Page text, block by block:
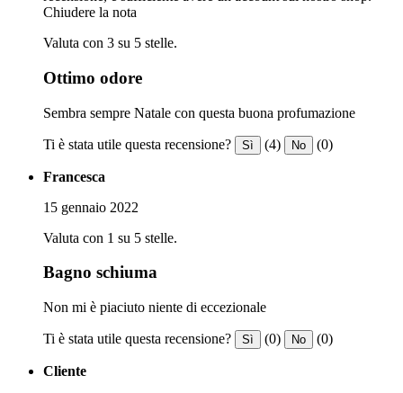
Chiudere la nota
Valuta con 3 su 5 stelle.
Ottimo odore
Sembra sempre Natale con questa buona profumazione
Ti è stata utile questa recensione? Sì (4) No (0)
Francesca
15 gennaio 2022
Valuta con 1 su 5 stelle.
Bagno schiuma
Non mi è piaciuto niente di eccezionale
Ti è stata utile questa recensione? Sì (0) No (0)
Cliente